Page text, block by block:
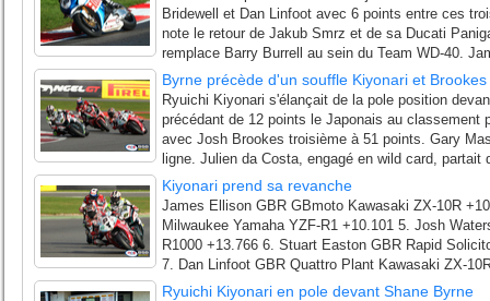
Bridewell et Dan Linfoot avec 6 points entre ces
note le retour de Jakub Smrz et de sa Ducati
remplace Barry Burrell au sein du Team WD-40.
Byrne précède d'un souffle Kiyonari et Brookes
Ryuichi Kiyonari s'élançait de la pole position
précédant de 12 points le Japonais au classement
avec Josh Brookes troisième à 51 points. Gary
ligne. Julien da Costa, engagé en wild card, partait
Kiyonari prend sa revanche
James Ellison GBR GBmoto Kawasaki ZX-10R
Milwaukee Yamaha YZF-R1 +10.101 5. Josh
R1000 +13.766 6. Stuart Easton GBR Rapid
7. Dan Linfoot GBR Quattro Plant Kawasaki ZX-
Ryuichi Kiyonari en pole devant Shane Byrne